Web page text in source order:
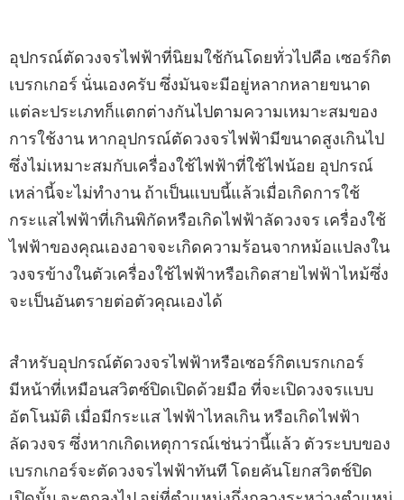
อุปกรณ์ตัดวงจรไฟฟ้าที่นิยมใช้กันโดยทั่วไปคือ เซอร์กิต
เบรกเกอร์ นั่นเองครับ ซึ่งมันจะมีอยู่หลากหลายขนาด
แต่ละประเภทก็แตกต่างกันไปตามความเหมาะสมของ
การใช้งาน หากอุปกรณ์ตัดวงจรไฟฟ้ามีขนาดสูงเกินไป
ซึ่งไม่เหมาะสมกับเครื่องใช้ไฟฟ้าที่ใช้ไฟน้อย อุปกรณ์
เหล่านี้จะไม่ทํางาน ถ้าเป็นแบบนี้แล้วเมื่อเกิดการใช้
กระแสไฟฟ้าที่เกินพิกัดหรือเกิดไฟฟ้าลัดวงจร เครื่องใช้
ไฟฟ้าของคุณเองอาจจะเกิดความร้อนจากหม้อแปลงใน
วงจรข้างในตัวเครื่องใช้ไฟฟ้าหรือเกิดสายไฟฟ้าไหม้ซึ่ง
จะเป็นอันตรายต่อตัวคุณเองได้
สําหรับอุปกรณ์ตัดวงจรไฟฟ้าหรือเซอร์กิตเบรกเกอร์
มีหน้าที่เหมือนสวิตซ์ปิดเปิดด้วยมือ ที่จะเปิดวงจรแบบ
อัตโนมัติ เมื่อมีกระแส ไฟฟ้าไหลเกิน หรือเกิดไฟฟ้า
ลัดวงจร ซึ่งหากเกิดเหตุการณ์เช่นว่านี้แล้ว ตัวระบบของ
เบรกเกอร์จะตัดวงจรไฟฟ้าทันที โดยคันโยกสวิตช์ปิด